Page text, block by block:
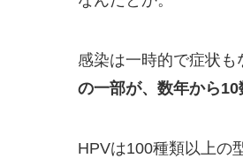
感染は一時的で症状も
の一部が、数年から
HPVは100種類以上の